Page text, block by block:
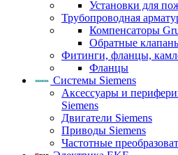
Установки для
Трубопроводная
Компенсаторы
Обратные
Фитинги, фланцы,
Фланцы
Системы Siemens
Аксессуары и
Siemens
Двигатели Siemens
Приводы Siemens
Частотные